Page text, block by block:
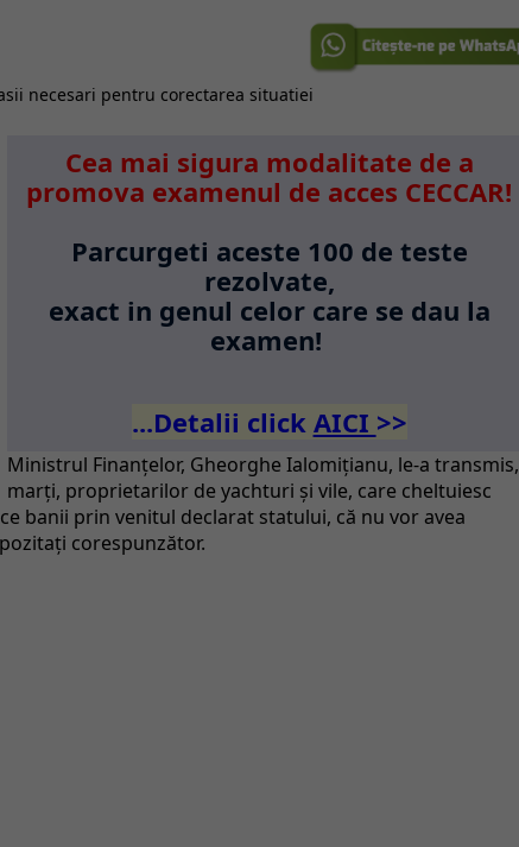
Cea mai sigura modalitate de a
promova examenul de acces CECCAR!
Parcurgeti aceste 100 de teste
rezolvate,
exact in genul celor care se dau la
examen!
...Detalii click AICI >>
Ministrul Finanţelor, Gheorghe Ialomiţianu, le-a transmis,
marţi, proprietarilor de yachturi şi vile, care cheltuiesc
banii prin venitul declarat statului, că nu vor avea
corespunzător.